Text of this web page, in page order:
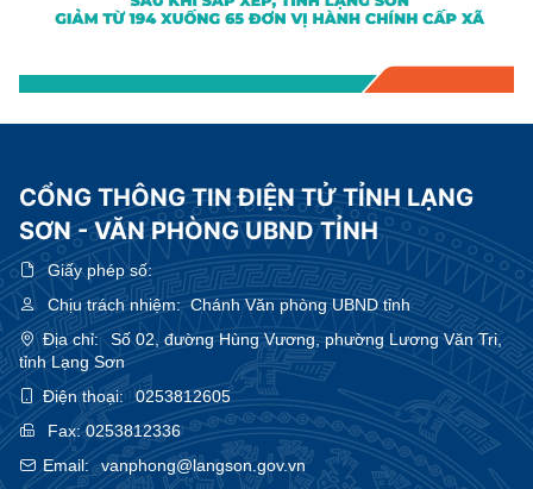
CỔNG THÔNG TIN ĐIỆN TỬ TỈNH LẠNG
SƠN - VĂN PHÒNG UBND TỈNH
Giấy phép số:
Chịu trách nhiệm:Chánh Văn phòng UBND tỉnh
Địa chỉ:
Số 02, đường Hùng Vương, phường Lương Văn Tri,
tỉnh Lạng Sơn
Điện thoại:
0253812605
Fax:0253812336
Email:
vanphong@langson.gov.vn